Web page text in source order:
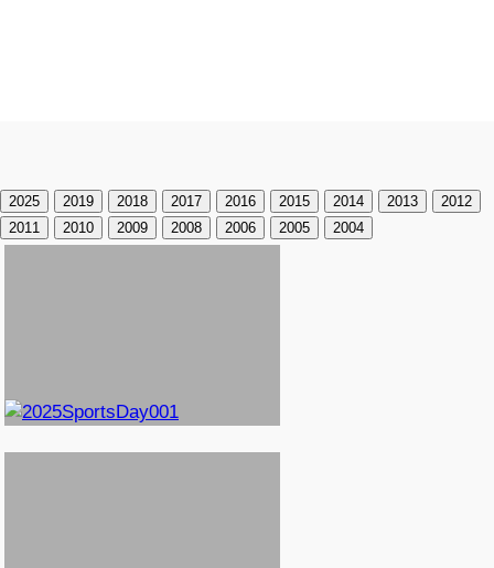
2025 2019 2018 2017 2016 2015 2014 2013
2012
2011
2010 2009 2008 2006 2005 2004